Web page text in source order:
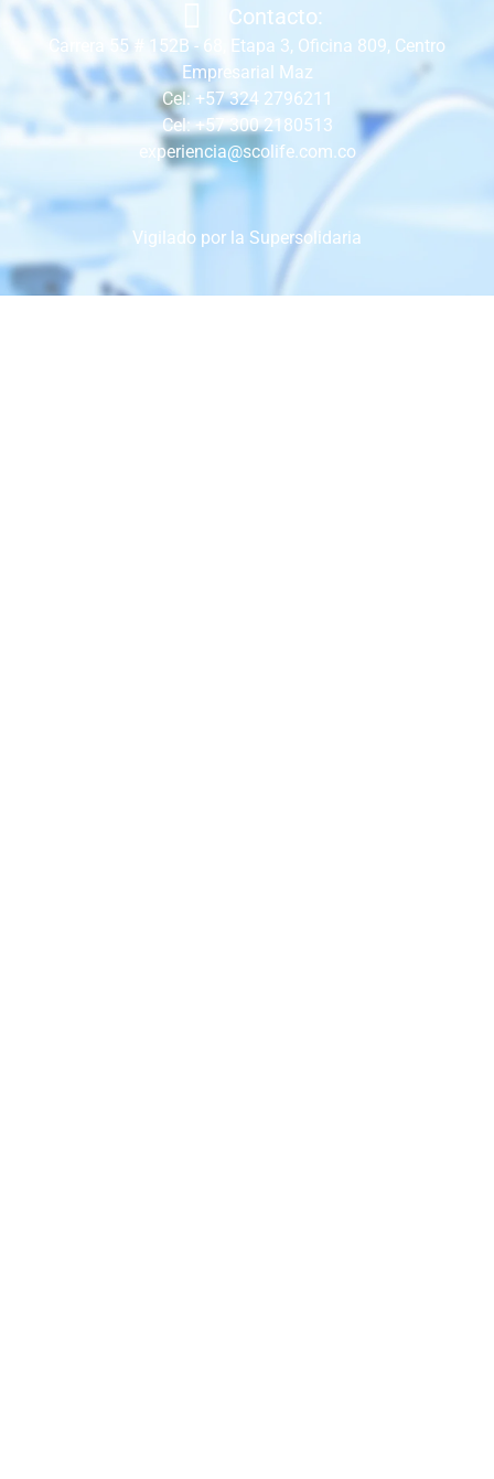
Contacto:
Carrera 55 # 152B - 68, Etapa 3, Oficina 809, Centro
Empresarial Maz
Cel: +57 324 2796211
Cel: +57 300 2180513
experiencia@scolife.com.co
Vigilado por la Supersolidaria